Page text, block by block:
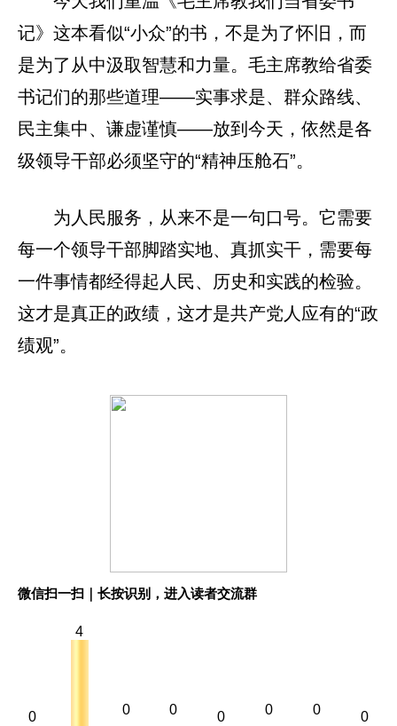
记》这本看似“小众”的书，不是为了怀旧，而
是为了从中汲取智慧和力量。毛主席教给省委
书记们的那些道理——实事求是、群众路线、
民主集中、谦虚谨慎——放到今天，依然是各
级领导干部必须坚守的“精神压舱石”。
为人民服务，从来不是一句口号。它需要
每一个领导干部脚踏实地、真抓实干，需要每
一件事情都经得起人民、历史和实践的检验。
这才是真正的政绩，这才是共产党人应有的“政
绩观”。
微信扫一扫｜长按识别，进入读者交流群
0
4
0 0 0 0 0 0